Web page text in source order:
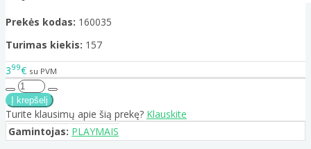
Prekės kodas: 160035
Turimas kiekis: 157
399€ su PVM
Turite klausimų apie šią prekę? Klauskite
Gamintojas: PLAYMAIS